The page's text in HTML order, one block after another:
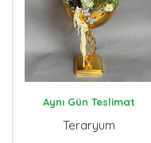
Aynı Gün Teslimat
Teraryum